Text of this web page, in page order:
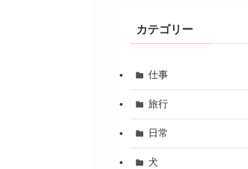
カテゴリー
仕事
旅行
日常
犬